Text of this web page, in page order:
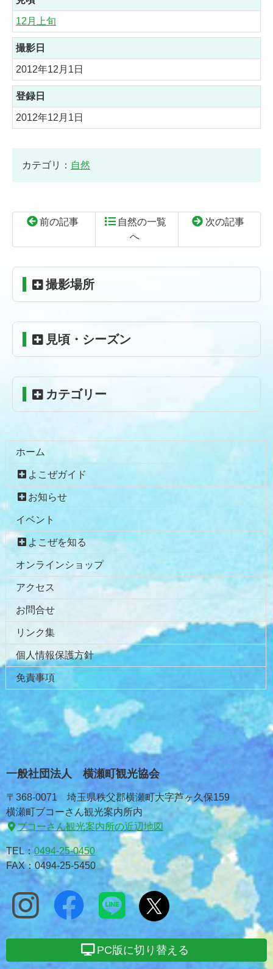
12月上旬
撮影日
2012年12月1日
登録日
2012年12月1日
カテゴリ： 自然
前の記事
自然の一覧
へ
次の記事
ン
ン
本
の
ー
の
頭
戻
撮影場所
見頃・シーズン
カテゴリー
ホーム
よこぜガイド
お知らせ
イベント
よこぜを知る
オンラインショップ
アクセス
お問合せ
リンク集
個人情報保護方針
免責事項
一般社団法人 横瀬町観光協会
〒368-0071 埼玉県秩父郡横瀬町大字芦ヶ久保159
横瀬町ブコーさん観光案内所内
ブコーさん観光案内所の近辺地図
TEL：0494-25-0450
FAX：0494-25-5450
PC版に切り替える